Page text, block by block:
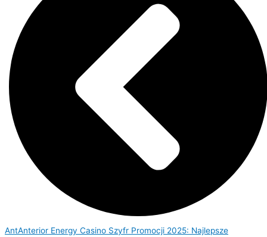
AntAnterior Energy Casino Szyfr Promocji 2025: Najlepsze